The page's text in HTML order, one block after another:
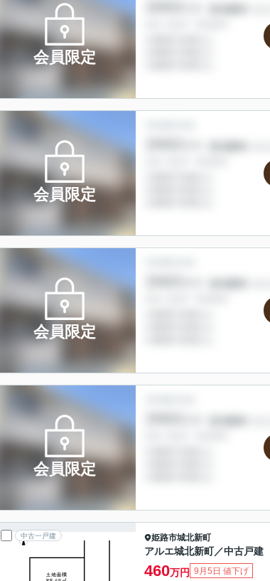
会員限定
会員限定
会員限定
会員限定
中古一戸建 姫路市城北新町
アルエ城北新町／中古戸建
460万円 9月5日 値下げ